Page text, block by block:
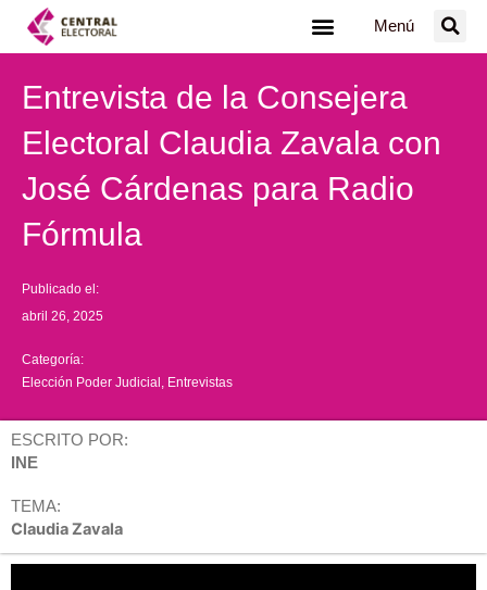
Menú
Entrevista de la Consejera
Electoral Claudia Zavala con
José Cárdenas para Radio
Fórmula
Publicado el:
abril 26, 2025
Categoría:
Elección Poder Judicial Entrevistas
ESCRITO POR:
INE
TEMA:
Claudia Zavala